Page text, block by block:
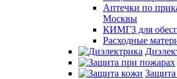
Аптечки по
Москвы
КИМГЗ для
Расходные